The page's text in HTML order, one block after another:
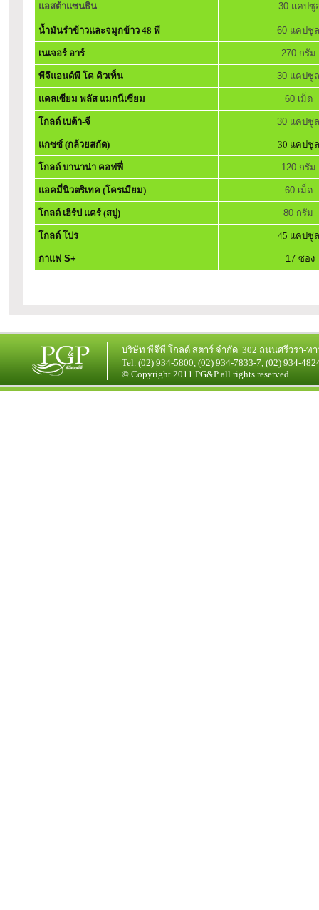
แอสต้าแซนธิน 30 แคปซู
น้ำมันรำข้าวและจมูกข้าว 48 พี 60 แคปซูล
เนเจอร์ อาร์ 270 กรัม
พีจีแอนด์พี โค คิวเท็น 30 แคปซูล
แคลเซียม พลัส แมกนีเซียม 60 เม็ด
โกลด์ เบต้า-จี 30 แคปซูล
แกซซ์ (กล้วยสกัด) 30 แคปซูล
โกลด์ บานาน่า คอฟฟี่ 120 กรัม
แอคมี่นิวตริเทค (โครเมียม) 60 เม็ด
โกลด์ เฮิร์ป แคร์ (สบู่) 80 กรัม
โกลด์ โปร 45 แคปซูล
กาแฟ S+ 17 ซอง
บริษัท พีจีพี โกลด์ สตาร์ จำกัด 302 ถนนศรีวรา-ท
Tel. (02) 934-5800, (02) 934-7833-7, (02) 934-
© Copyright 2011 PG&P all rights reserved.